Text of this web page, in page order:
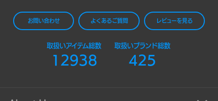
お問い合わせ よくあるご質問 レビューを見る
取扱いアイテム総数
12938
取扱いブランド総数
425